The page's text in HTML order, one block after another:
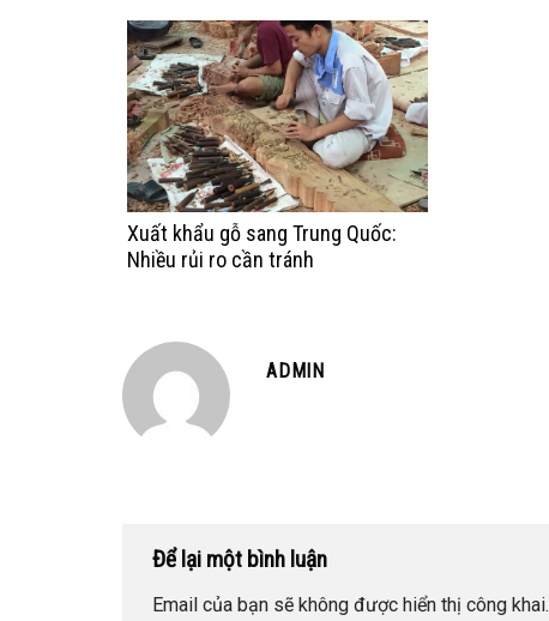
Xuất khẩu gỗ sang Trung Quốc:
Nhiều rủi ro cần tránh
ADMIN
Để lại một bình luận
Email của bạn sẽ không được hiển thị công khai.